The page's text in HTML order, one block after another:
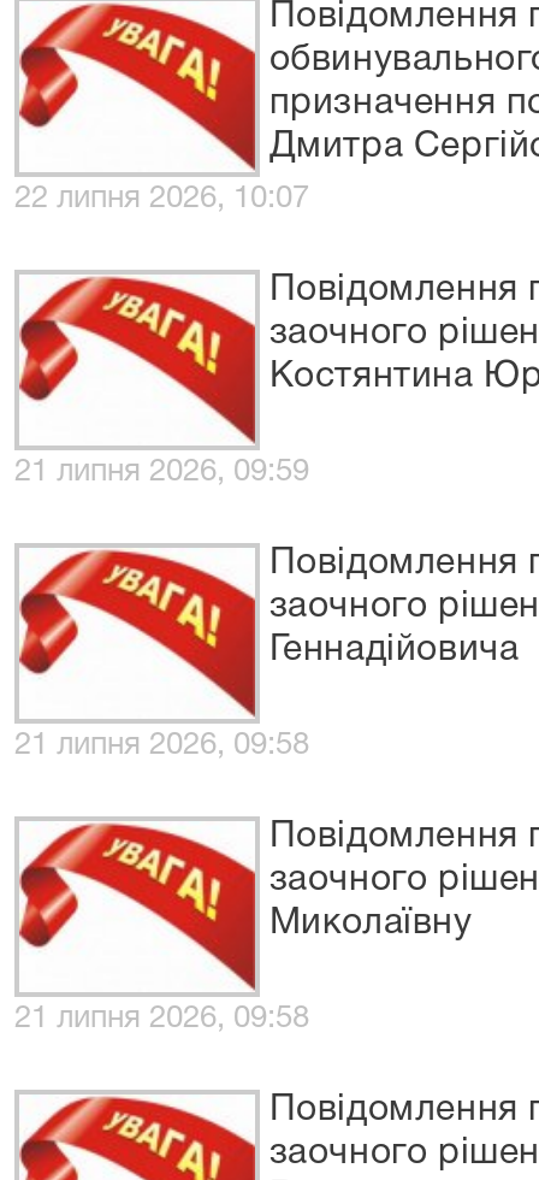
Повідомлення
призначення
Дмитра
22 липня 2026, 10:07
Повідомлення
заочного
Костянтина
21 липня 2026, 09:59
Повідомлення
заочного
Геннадійовича
21 липня 2026, 09:58
Повідомлення
заочного
Миколаївну
21 липня 2026, 09:58
Повідомлення
заочного